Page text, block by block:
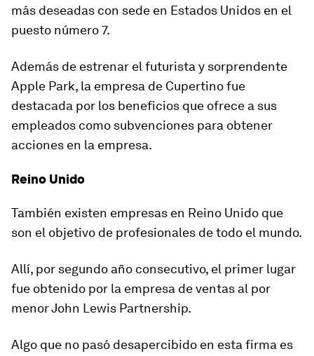
más deseadas con sede en Estados Unidos en el
puesto número 7.
Además de estrenar el futurista y sorprendente
Apple Park, la empresa de Cupertino fue
destacada por los beneficios que ofrece a sus
empleados como subvenciones para obtener
acciones en la empresa.
Reino Unido
También existen empresas en Reino Unido que
son el objetivo de profesionales de todo el mundo.
Allí, por segundo año consecutivo, el primer lugar
fue obtenido por la empresa de ventas al por
menor John Lewis Partnership.
Algo que no pasó desapercibido en esta firma es